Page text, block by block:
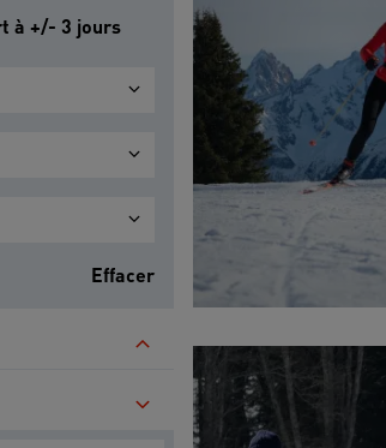
à +/- 3 jours
Effacer